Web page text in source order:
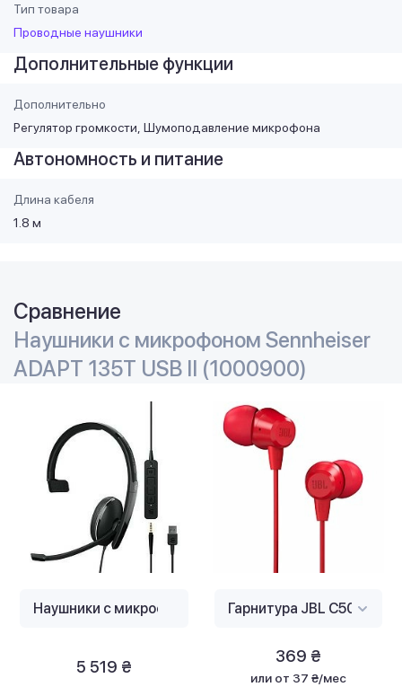
Тип товара
Проводные наушники
Дополнительные функции
Дополнительно
Регулятор громкости Шумоподавление микрофона
Автономность и питание
Длина кабеля
1.8 м
Сравнение
Наушники с микрофоном Sennheiser
ADAPT 135T USB II (1000900)
5 519 ₴
369 ₴
или от 37 ₴/мес